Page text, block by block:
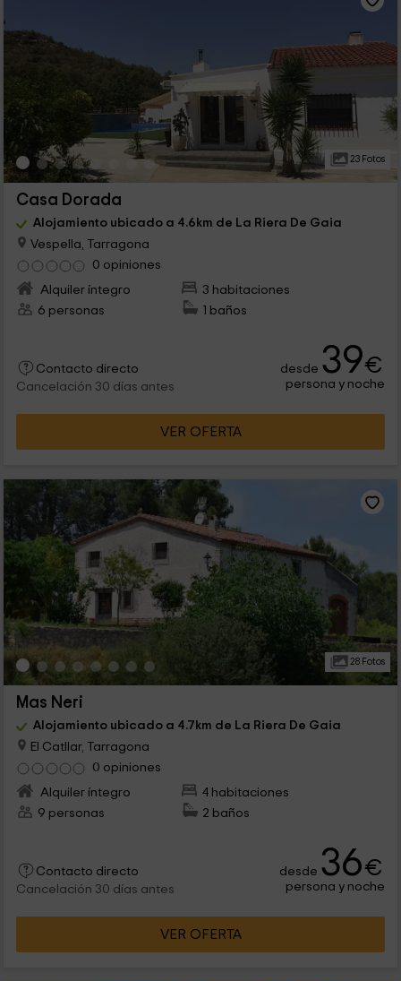
23 Fotos
Casa Dorada
Alojamiento ubicado a 4.6km de La Riera De Gaia
Vespella, Tarragona
0 opiniones
Alquiler íntegro
3 habitaciones
6 personas
1 baños
Contacto directo
Cancelación 30 días antes
desde 39€
persona y noche
VER OFERTA
28 Fotos
Mas Neri
Alojamiento ubicado a 4.7km de La Riera De Gaia
El Catllar, Tarragona
0 opiniones
Alquiler íntegro
4 habitaciones
9 personas
2 baños
Contacto directo
Cancelación 30 días antes
desde 36€
persona y noche
VER OFERTA